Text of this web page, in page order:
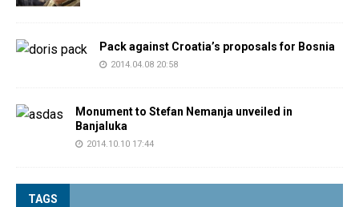
Pack against Croatia’s proposals for Bosnia
2014.04.08 20:58
Monument to Stefan Nemanja unveiled in
Banjaluka
2014.10.10 17:44
TAGS